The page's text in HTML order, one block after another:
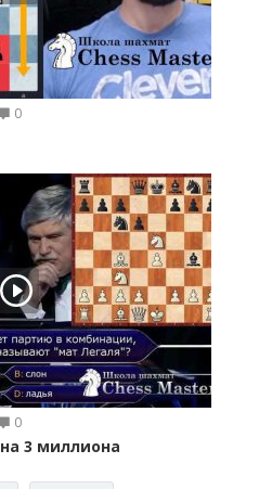
0
0
3 миллиона